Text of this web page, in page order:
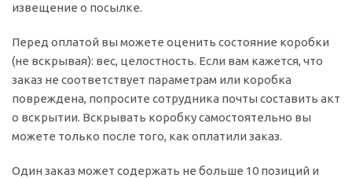
извещение о посылке.
Перед оплатой вы можете оценить состояние коробки
(не вскрывая): вес, целостность. Если вам кажется, что
заказ не соответствует параметрам или коробка
повреждена, попросите сотрудника почты составить акт
о вскрытии. Вскрывать коробку самостоятельно вы
можете только после того, как оплатили заказ.
Один заказ может содержать не больше 10 позиций и